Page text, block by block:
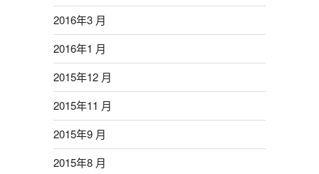
2016年3 月
2016年1 月
2015年12 月
2015年11 月
2015年9 月
2015年8 月